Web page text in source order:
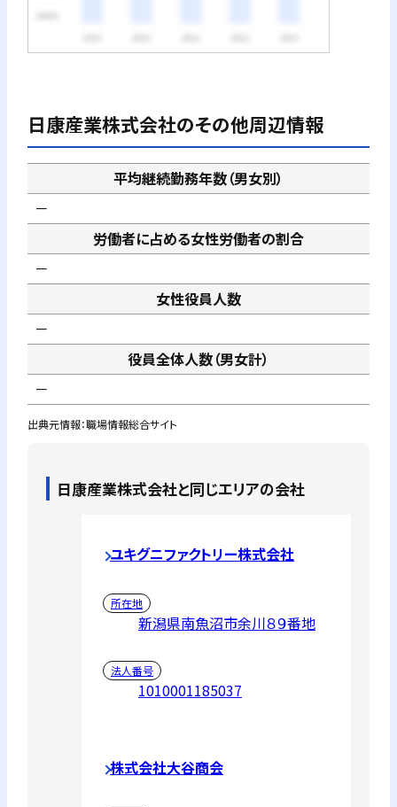
日康産業株式会社のその他周辺情報
平均継続勤務年数（男女別）
－
労働者に占める女性労働者の割合
－
女性役員人数
－
役員全体人数（男女計）
－
出典元情報：職場情報総合サイト
日康産業株式会社と同じエリアの会社
ユキグニファクトリー株式会社
所在地
新潟県南魚沼市余川８９番地
法人番号
1010001185037
株式会社大谷商会